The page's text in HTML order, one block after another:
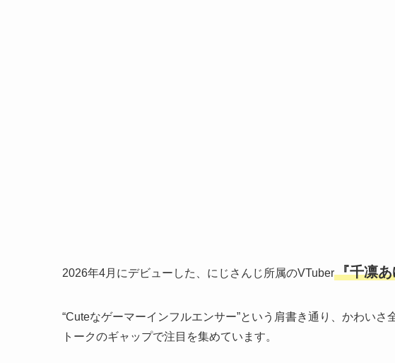
2026年4月にデビューした、にじさんじ所属のVTuber『千凛
“Cuteなゲーマーインフルエンサー”という肩書き通り、かわい
トークのギャップで注目を集めています。